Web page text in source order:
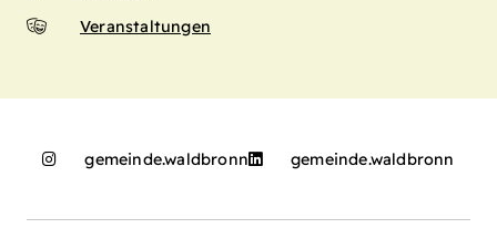
Veranstaltungen
gemeinde.waldbronn gemeinde.waldbronn